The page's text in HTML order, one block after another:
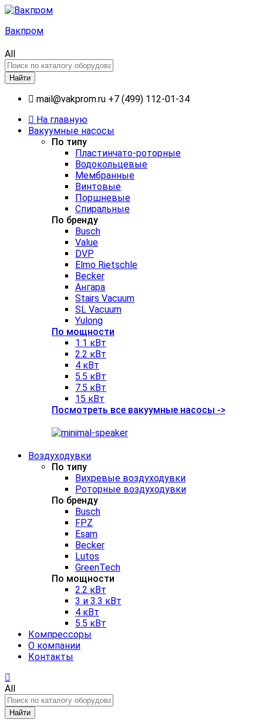
Вакпром
All
Найти
mail@vakprom.ru +7 (499) 112-01-34
На главную
Вакуумные насосы
По типу
Пластинчато-роторные
Водокольцевые
Мембранные
Винтовые
Поршневые
Спиральные
По бренду
Busch
Value
DVP
Elmo Rietschle
Becker
Ангара
Stairs Vacuum
SL Vacuum
Yulong
По мощности
1.1 кВт
2.2 кВт
4 кВт
5.5 кВт
7.5 кВт
15 кВт
Посмотреть все вакуумные насосы ->
Воздуходувки
По типу
Вихревые воздуходувки
Роторные воздуходувки
По бренду
Busch
FPZ
Esam
Becker
Lutos
GreenTech
По мощности
2.2 кВт
3 и 3.3 кВт
4 кВт
5.5 кВт
Компрессоры
О компании
Контакты
All
Найти